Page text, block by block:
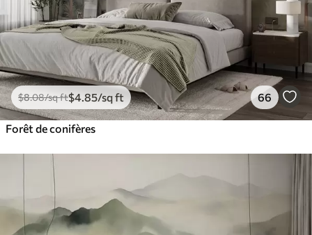
$8.08/sq ft$4 .85/sq ft 66
Forêt de conifères